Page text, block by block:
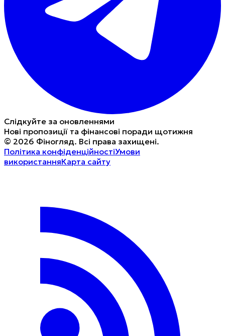
Слідкуйте за оновленнями
Нові пропозиції та фінансові поради щотижня
© 2026 Фіногляд. Всі права захищені.
Політика конфіденційностіУмови
використанняКарта сайту